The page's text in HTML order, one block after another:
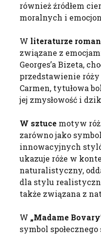
również źródłem
moralnych i
W literaturze
związane z
Georges’a Bizeta,
przedstawienie
Carmen, tytułowa
jej zmysłowość i
W sztuce motyw
zarówno jako
innowacyjnych
ukazuje róże w
naturalistyczny,
dla stylu
także związana z
W „Madame
symbol